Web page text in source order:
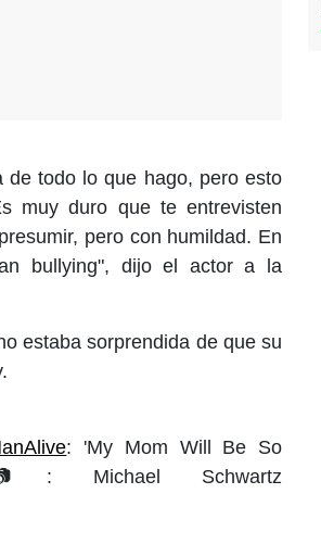
de todo lo que hago, pero esto
muy duro que te entrevisten
pero con humildad. En
bullying", dijo el actor a la
estaba sorprendida de que su
: 'My Mom Will Be So
Schwartz